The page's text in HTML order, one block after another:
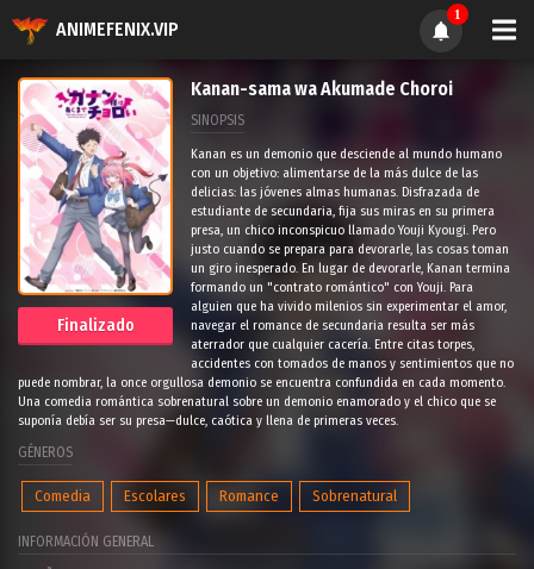
ANIMEFENIX.VIP
1
Finalizado
Kanan-sama wa Akumade Choroi
SINOPSIS
Kanan es un demonio que desciende al mundo humano
con un objetivo: alimentarse de la más dulce de las
delicias: las jóvenes almas humanas. Disfrazada de
estudiante de secundaria, fija sus miras en su primera
presa, un chico inconspicuo llamado Youji Kyougi. Pero
justo cuando se prepara para devorarle, las cosas toman
un giro inesperado. En lugar de devorarle, Kanan termina
formando un "contrato romántico" con Youji. Para
alguien que ha vivido milenios sin experimentar el amor,
navegar el romance de secundaria resulta ser más
aterrador que cualquier cacería. Entre citas torpes,
accidentes con tomados de manos y sentimientos que no
puede nombrar, la once orgullosa demonio se encuentra confundida en cada momento.
Una comedia romántica sobrenatural sobre un demonio enamorado y el chico que se
suponía debía ser su presa—dulce, caótica y llena de primeras veces.
GÉNEROS
Comedia Escolares Romance Sobrenatural
INFORMACIÓN GENERAL